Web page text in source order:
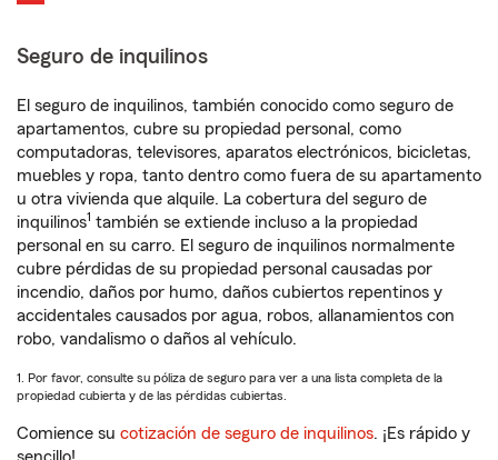
Seguro de inquilinos
El seguro de inquilinos, también conocido como seguro de
apartamentos, cubre su propiedad personal, como
computadoras, televisores, aparatos electrónicos, bicicletas,
muebles y ropa, tanto dentro como fuera de su apartamento
u otra vivienda que alquile. La cobertura del seguro de
inquilinos1 también se extiende incluso a la propiedad
personal en su carro. El seguro de inquilinos normalmente
cubre pérdidas de su propiedad personal causadas por
incendio, daños por humo, daños cubiertos repentinos y
accidentales causados por agua, robos, allanamientos con
robo, vandalismo o daños al vehículo.
1. Por favor, consulte su póliza de seguro para ver a una lista completa de la
propiedad cubierta y de las pérdidas cubiertas.
Comience su cotización de seguro de inquilinos. ¡Es rápido y